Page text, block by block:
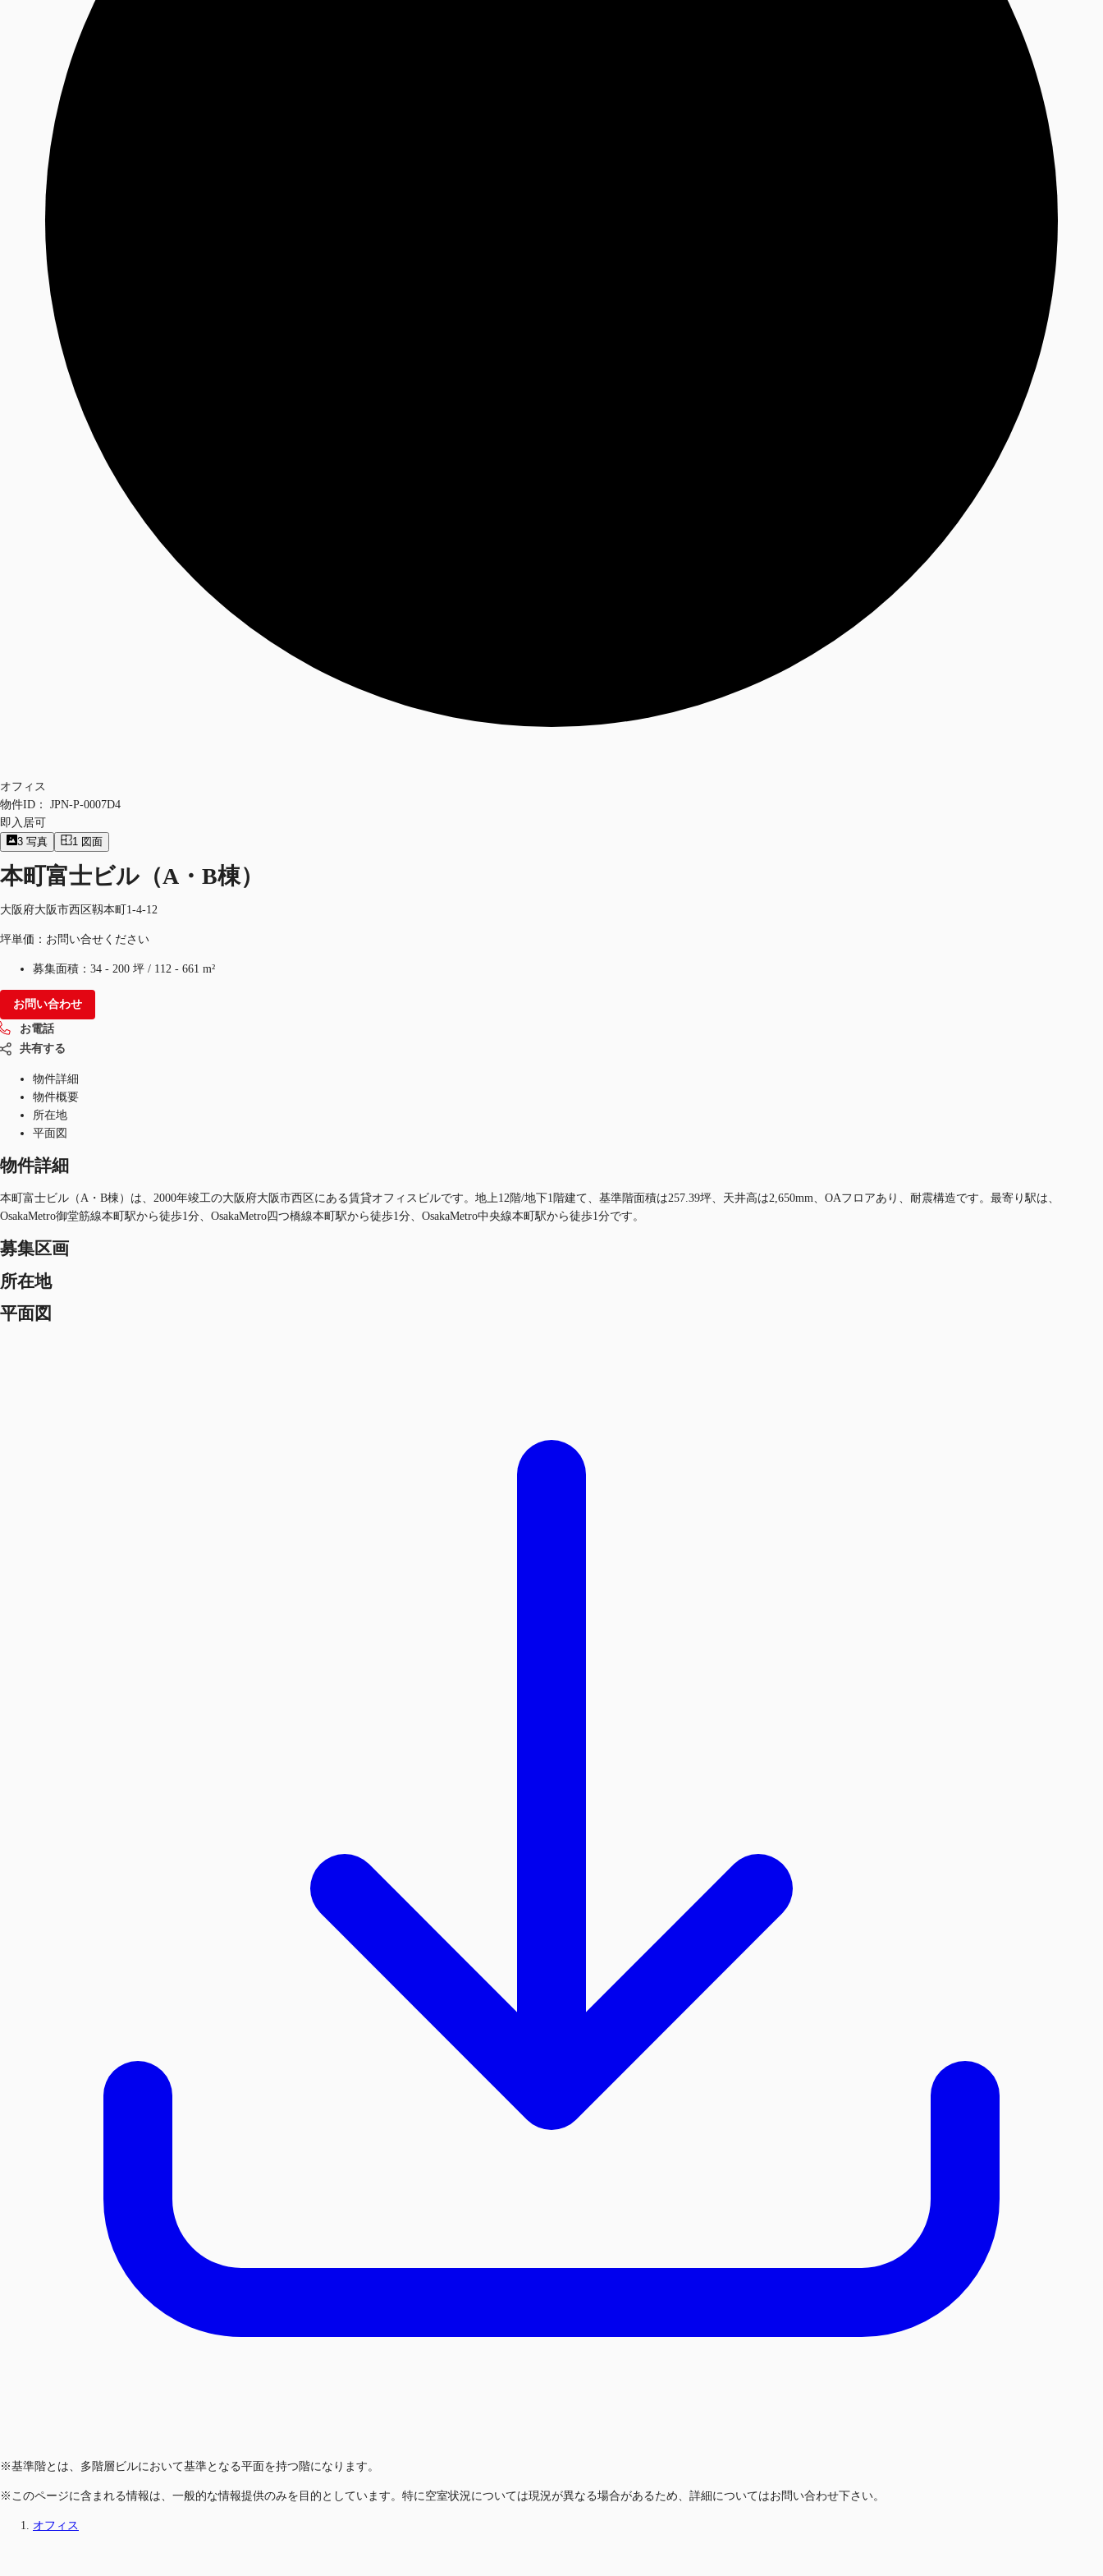
オフィス
物件ID：
JPN-P-0007D4
即入居可
3 写真 1 図面
本町富士ビル（A・B棟）
大阪府大阪市西区靱本町1-4-12
坪単価：お問い合せください
募集面積： 34 - 200 坪 / 112 - 661 m²
お問い合わせ
お電話
共有する
物件詳細
物件概要
所在地
平面図
物件詳細
本町富士ビル（A・B棟）は、2000年竣工の大阪府大阪市西区にある賃貸オフィスビルです。地上12階/地下1階建て、基準階面積は257.39坪、天井高は2,650mm、OAフロアあり、耐震構造です。最寄り駅は、
OsakaMetro御堂筋線本町駅から徒歩1分、OsakaMetro四つ橋線本町駅から徒歩1分、OsakaMetro中央線本町駅から徒歩1分です。
募集区画
所在地
平面図
※基準階とは、多階層ビルにおいて基準となる平面を持つ階になります。
※このページに含まれる情報は、一般的な情報提供のみを目的としています。特に空室状況については現況が異なる場合があるため、詳細についてはお問い合わせ下さい。
オフィス